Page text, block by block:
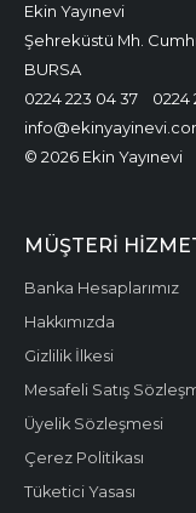
Ekin Yayınevi
Şehreküstü Mh.
BURSA
0224 223 04 37
0224
© 2026 Ekin Yayınevi
MÜŞTERI
Banka Hesaplarımız
Hakkımızda
Gizlilik İlkesi
Mesafeli Satış
Üyelik Sözleşmesi
Çerez Politikası
Tüketici Yasası